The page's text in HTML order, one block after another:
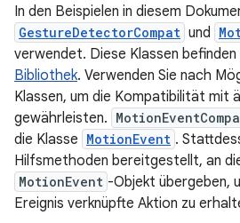
In den Beispielen in diesem
GestureDetectorCompat und
verwendet. Diese Klassen
Bibliothek. Verwenden Sie nach
Klassen, um die Kompatibilität mit
gewährleisten.
die Klasse MotionEvent .
Hilfsmethoden bereitgestellt, an
MotionEvent -Objekt übergeben,
Ereignis verknüpfte Aktion zu